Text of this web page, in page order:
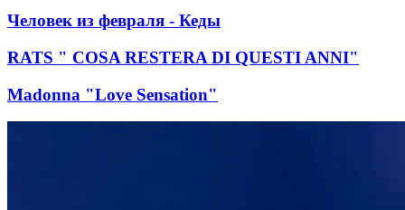
Человек из февраля - Кеды
RATS " COSA RESTERA DI QUESTI ANNI"
Madonna "Love Sensation"